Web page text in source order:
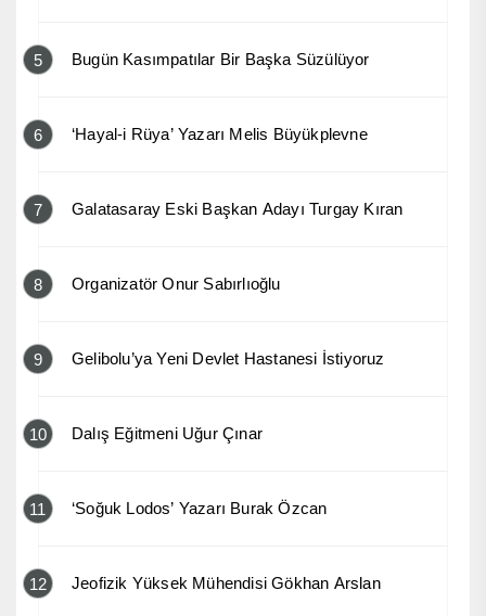
5 Bugün Kasımpatılar Bir Başka Süzülüyor
6 ‘Hayal-i Rüya’ Yazarı Melis Büyükplevne
7 Galatasaray Eski Başkan Adayı Turgay Kıran
8 Organizatör Onur Sabırlıoğlu
9 Gelibolu’ya Yeni Devlet Hastanesi İstiyoruz
10 Dalış Eğitmeni Uğur Çınar
11 ‘Soğuk Lodos’ Yazarı Burak Özcan
12 Jeofizik Yüksek Mühendisi Gökhan Arslan